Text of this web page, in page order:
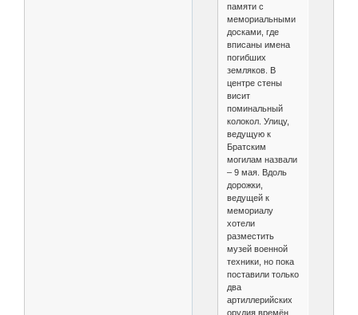
памяти с
мемориальными
досками, где
вписаны имена
погибших
земляков. В
центре стены
висит
поминальный
колокол. Улицу,
ведущую к
Братским
могилам назвали
– 9 мая. Вдоль
дорожки,
ведущей к
мемориалу
хотели
разместить
музей военной
техники, но пока
поставили только
два
артиллерийских
орудия времён